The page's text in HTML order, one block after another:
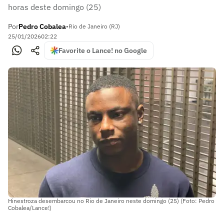
horas deste domingo (25)
PorPedro Cobalea•Rio de Janeiro (RJ)
25/01/202602:22
Favorite o Lance! no Google
Hinestroza desembarcou no Rio de Janeiro neste domingo (25) (Foto: Pedro
Cobalea/Lance!)